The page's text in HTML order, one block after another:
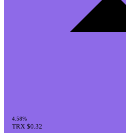
4.58%
TRX $0.32